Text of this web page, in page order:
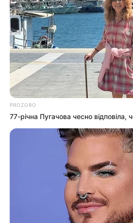
У селі на Закарпатті жінки
джерело, з якого люди
сталося? (фото, відео)
До $20 тисяч за «списання»:
розслідують схему з
підозри отримали
ТЦК
У Ясінянській громаді
Катування, кайданки та
людей: працівника
судитимуть, дії ще двох його
PROZORO
77-річна Пугачова чесно відповіла,